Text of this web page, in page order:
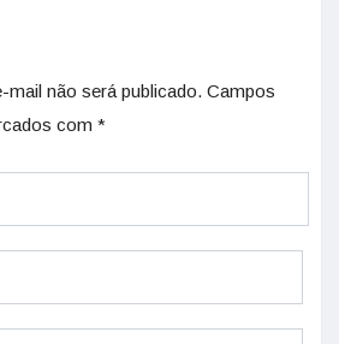
mail não será publicado. Campos
com *